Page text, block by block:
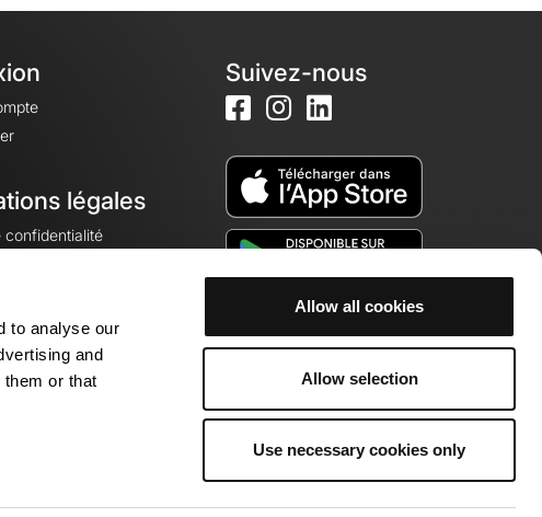
to analyse our
and
or that
Allow all cookies
Allow selection
Use necessary cookies only
légales
confidentialité
cookies
Suivez-nous